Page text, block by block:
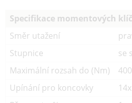
Specifikace momentových
Směr utažení
Stupnice
se
Maximální rozsah do (Nm)
400
Upínání pro koncovky